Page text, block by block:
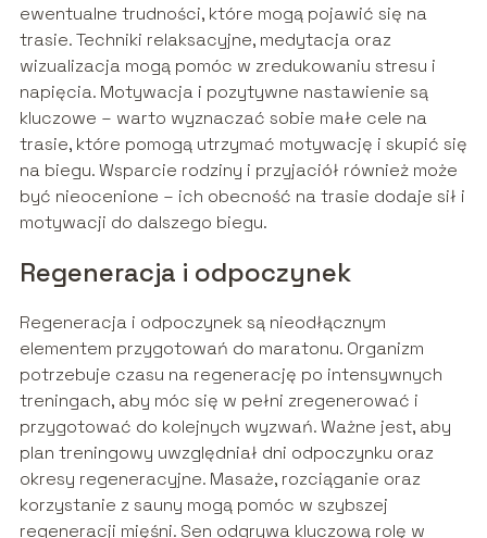
ewentualne trudności, które mogą pojawić się na
trasie. Techniki relaksacyjne, medytacja oraz
wizualizacja mogą pomóc w zredukowaniu stresu i
napięcia. Motywacja i pozytywne nastawienie są
kluczowe – warto wyznaczać sobie małe cele na
trasie, które pomogą utrzymać motywację i skupić się
na biegu. Wsparcie rodziny i przyjaciół również może
być nieocenione – ich obecność na trasie dodaje sił i
motywacji do dalszego biegu.
Regeneracja i odpoczynek
Regeneracja i odpoczynek są nieodłącznym
elementem przygotowań do maratonu. Organizm
potrzebuje czasu na regenerację po intensywnych
treningach, aby móc się w pełni zregenerować i
przygotować do kolejnych wyzwań. Ważne jest, aby
plan treningowy uwzględniał dni odpoczynku oraz
okresy regeneracyjne. Masaże, rozciąganie oraz
korzystanie z sauny mogą pomóc w szybszej
regeneracji mięśni. Sen odgrywa kluczową rolę w